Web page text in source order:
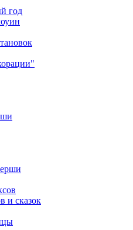
год
и сказок